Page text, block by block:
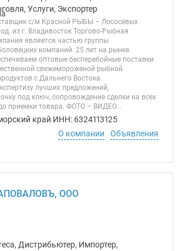
Услуги, Экспортер
с/м Красной РЫБЫ – Лососёвых
из г. Владивосток Торгово-Рыбная
является частью группы
компаний. 25 лет на рынке.
оптовые бесперебойные поставки
свежемороженой рыбной
с Дальнего Востока.
лучших предложений,
под ключ, сопровождение сделки на всех
до приемки товара. ФОТО – ВИДЕО...
край ИНН: 6324113125
О компании
Объявления
ООО
Дистрибьютер, Импортер,